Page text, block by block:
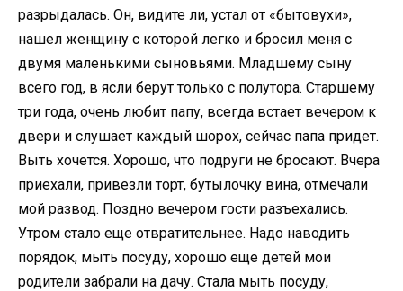
разрыдалась. Он, видите ли, устал от «бытовухи»,
нашел женщину с которой легко и бросил меня с
двумя маленькими сыновьями. Младшему сыну
всего год, в ясли берут только с полутора. Старшему
три года, очень любит папу, всегда встает вечером к
двери и слушает каждый шорох, сейчас папа придет.
Выть хочется. Хорошо, что подруги не бросают. Вчера
приехали, привезли торт, бутылочку вина, отмечали
мой развод. Поздно вечером гости разъехались.
Утром стало еще отвратительнее. Надо наводить
порядок, мыть посуду, хорошо еще детей мои
родители забрали на дачу. Стала мыть посуду,